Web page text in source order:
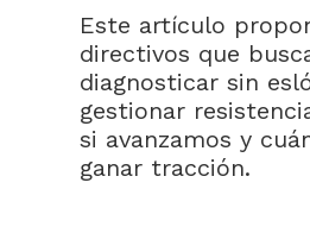
Este artículo
directivos que
diagnosticar sin
gestionar
si avanzamos y
ganar tracción.